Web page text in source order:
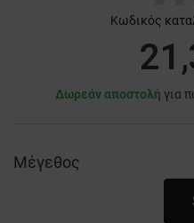
Κωδικός
Δωρεάν αποστολή για
Μέγεθος